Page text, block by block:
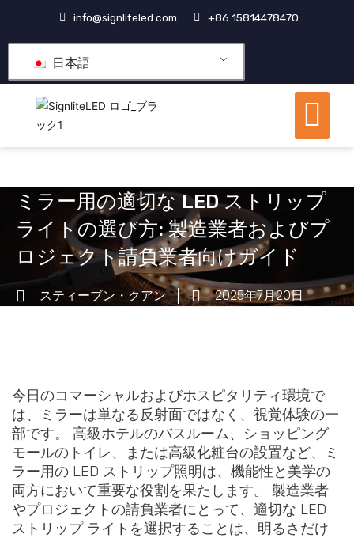
テ
ツ
info@signliteled.com +86 15814478470
日本語
メ
ニ
ュ
ー
ミラー用の適切な LED ストリップ
ライトの選び方: 製造業者およびプ
ロジェクト請負業者向けガイド
スティーブン・クアン 2025年7月20日
今日のコマーシャルおよびホスピタリティ環境で
は、ミラーは単なる反射面ではなく、視覚体験の一
部です。 高級ホテルのバスルーム、ショッピング
モールのトイレ、または高級化粧台の設置など、ミ
ラー用の LED ストリップ照明は、機能性と美学の
両方において重要な役割を果たします。 製造業者
やプロジェクトの請負業者にとって、適切な LED
ストリップ ライトを選択することは、明るさだけ